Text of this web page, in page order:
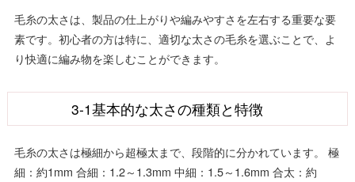
毛糸の太さは、製品の仕上がりや編みやすさを左右する重要な要
素です。初心者の方は特に、適切な太さの毛糸を選ぶことで、よ
り快適に編み物を楽しむことができます。
3-1基本的な太さの種類と特徴
毛糸の太さは極細から超極太まで、段階的に分かれています。 極
細：約1mm 合細：1.2～1.3mm 中細：1.5～1.6mm 合太：約